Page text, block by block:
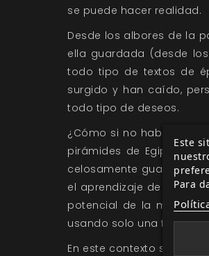
se puede hacer realidad.
Desde los albores de la
ella guardada (desde
todo tipo de textos de
surgido y han caído,
todo tipo de deseos.
¿Cómo si no habría
pirámides de Egipto se
celosamente guardado
el aprendizaje de la
potencial de la magia
usando solo una
En este contexto se
Este
Para